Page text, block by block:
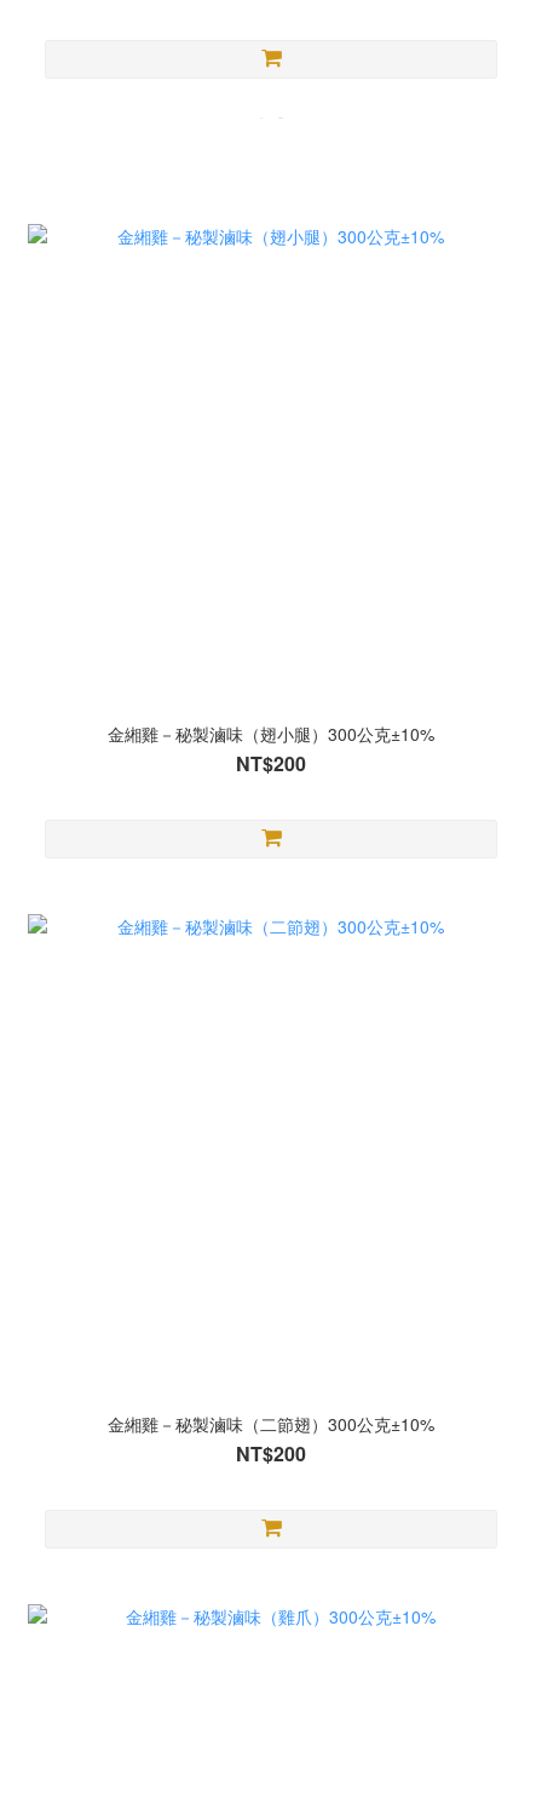
金緗雞－秘製滷味（翅小腿）300公克±10%
NT$200
金緗雞－秘製滷味（二節翅）300公克±10%
NT$200